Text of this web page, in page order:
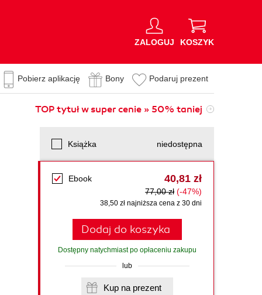
ZALOGUJ KOSZYK
Pobierz aplikację Bony Podaruj prezent
TOP tytuł w super cenie » 50% taniej
Książka niedostępna
Ebook 40,81 zł
77,00 zł (-47%)
38,50 zł najniższa cena z 30 dni
Dodaj do koszyka
Dostępny natychmiast po opłaceniu zakupu
lub
Kup na prezent